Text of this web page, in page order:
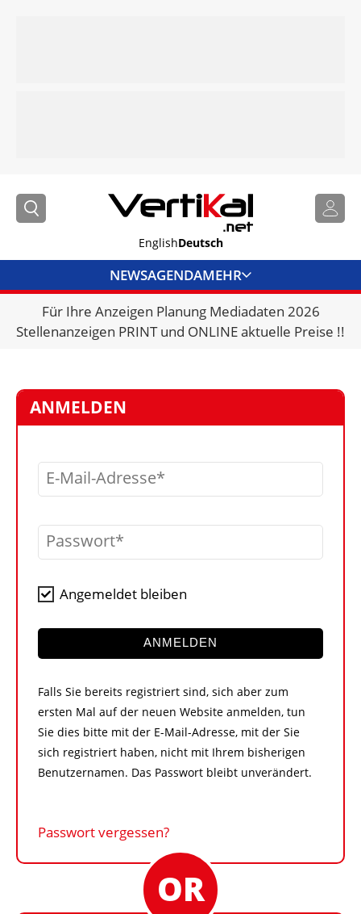
EnglishDeutsch
NEWSAGENDAMEHR
BRANCHENLINKS
VERMIETER
VIDEOS
BIBLIOTHEK
KRAN & BÜHNE
KONTAKT
Für Ihre Anzeigen Planung Mediadaten 2026
Stellenanzeigen PRINT und ONLINE aktuelle Preise !!
ANMELDEN
E-Mail-Adresse
Passwort
Angemeldet bleiben
ANMELDEN
Falls Sie bereits registriert sind, sich aber zum
ersten Mal auf der neuen Website anmelden, tun
Sie dies bitte mit der E-Mail-Adresse, mit der Sie
sich registriert haben, nicht mit Ihrem bisherigen
Benutzernamen. Das Passwort bleibt unverändert.
Passwort vergessen?